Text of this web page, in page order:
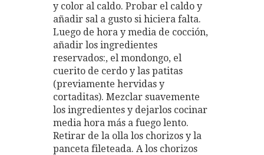
y color al caldo. Probar el caldo y
añadir sal a gusto si hiciera falta.
Luego de hora y media de cocción,
añadir los ingredientes
reservados:, el mondongo, el
cuerito de cerdo y las patitas
(previamente hervidas y
cortaditas). Mezclar suavemente
los ingredientes y dejarlos cocinar
media hora más a fuego lento.
Retirar de la olla los chorizos y la
panceta fileteada. A los chorizos